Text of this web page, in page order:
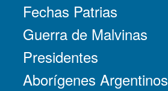
Fechas Patrias
Guerra de Malvinas
Presidentes
Aborígenes Argentinos